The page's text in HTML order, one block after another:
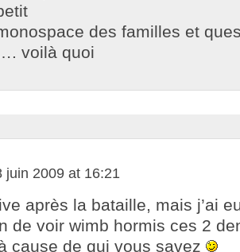
des familles et
voilà quoi
juin 2009 at 16:21
après la bataille, mais j’ai
de voir wimb hormis ces 2
cause de qui vous savez